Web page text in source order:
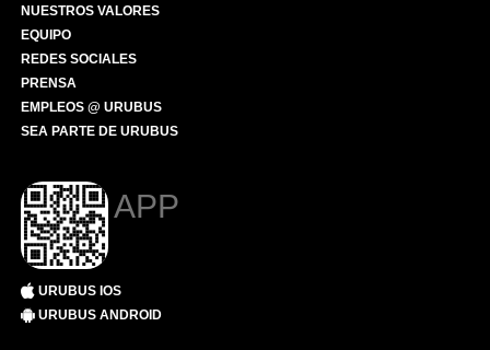
NUESTROS VALORES
EQUIPO
REDES SOCIALES
PRENSA
EMPLEOS @ URUBUS
SEA PARTE DE URUBUS
APP
URUBUS IOS
URUBUS ANDROID